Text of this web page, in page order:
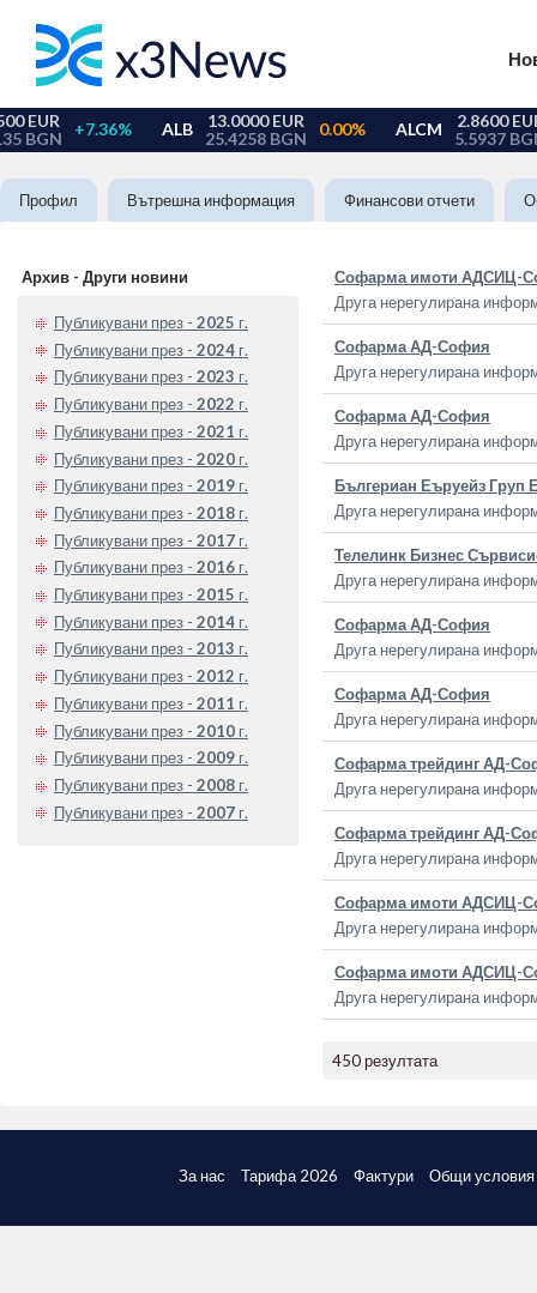
Профил Вътрешна информация Финансови отчети
Архив - Други новини
Публикувани през - 2025 г.
Публикувани през - 2024 г.
Публикувани през - 2023 г.
Публикувани през - 2022 г.
Публикувани през - 2021 г.
Публикувани през - 2020 г.
Публикувани през - 2019 г.
Публикувани през - 2018 г.
Публикувани през - 2017 г.
Публикувани през - 2016 г.
Публикувани през - 2015 г.
Публикувани през - 2014 г.
Публикувани през - 2013 г.
Публикувани през - 2012 г.
Публикувани през - 2011 г.
Публикувани през - 2010 г.
Публикувани през - 2009 г.
Публикувани през - 2008 г.
Публикувани през - 2007 г.
Софарма имоти АДСИЦ-
Друга нерегулирана
Софарма АД-София
Друга нерегулирана
Софарма АД-София
Друга нерегулирана
Бългериан Еъруейз
Друга нерегулирана
Телелинк Бизнес
Друга нерегулирана
Софарма АД-София
Друга нерегулирана
Софарма АД-София
Друга нерегулирана
Софарма трейдинг АД-
Друга нерегулирана
Софарма трейдинг АД-
Друга нерегулирана
Софарма имоти АДСИЦ-
Друга нерегулирана
Софарма имоти АДСИЦ-
Друга нерегулирана
450 резултата
За нас Тарифа 2026 Фактури Общи условия